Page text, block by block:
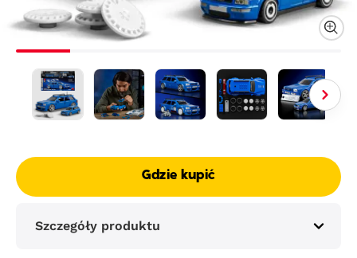
Gdzie kupić
Szczegóły produktu